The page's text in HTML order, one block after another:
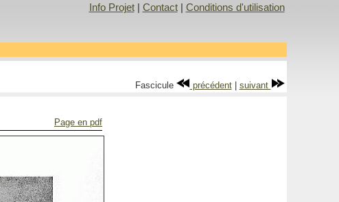
Info Projet| Contact| Conditions d'utilisation
Fascicule précédent| suivant
Page en pdf